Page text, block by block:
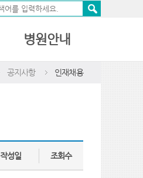
병원안내
공지사항 인재채용
작성일 조회수